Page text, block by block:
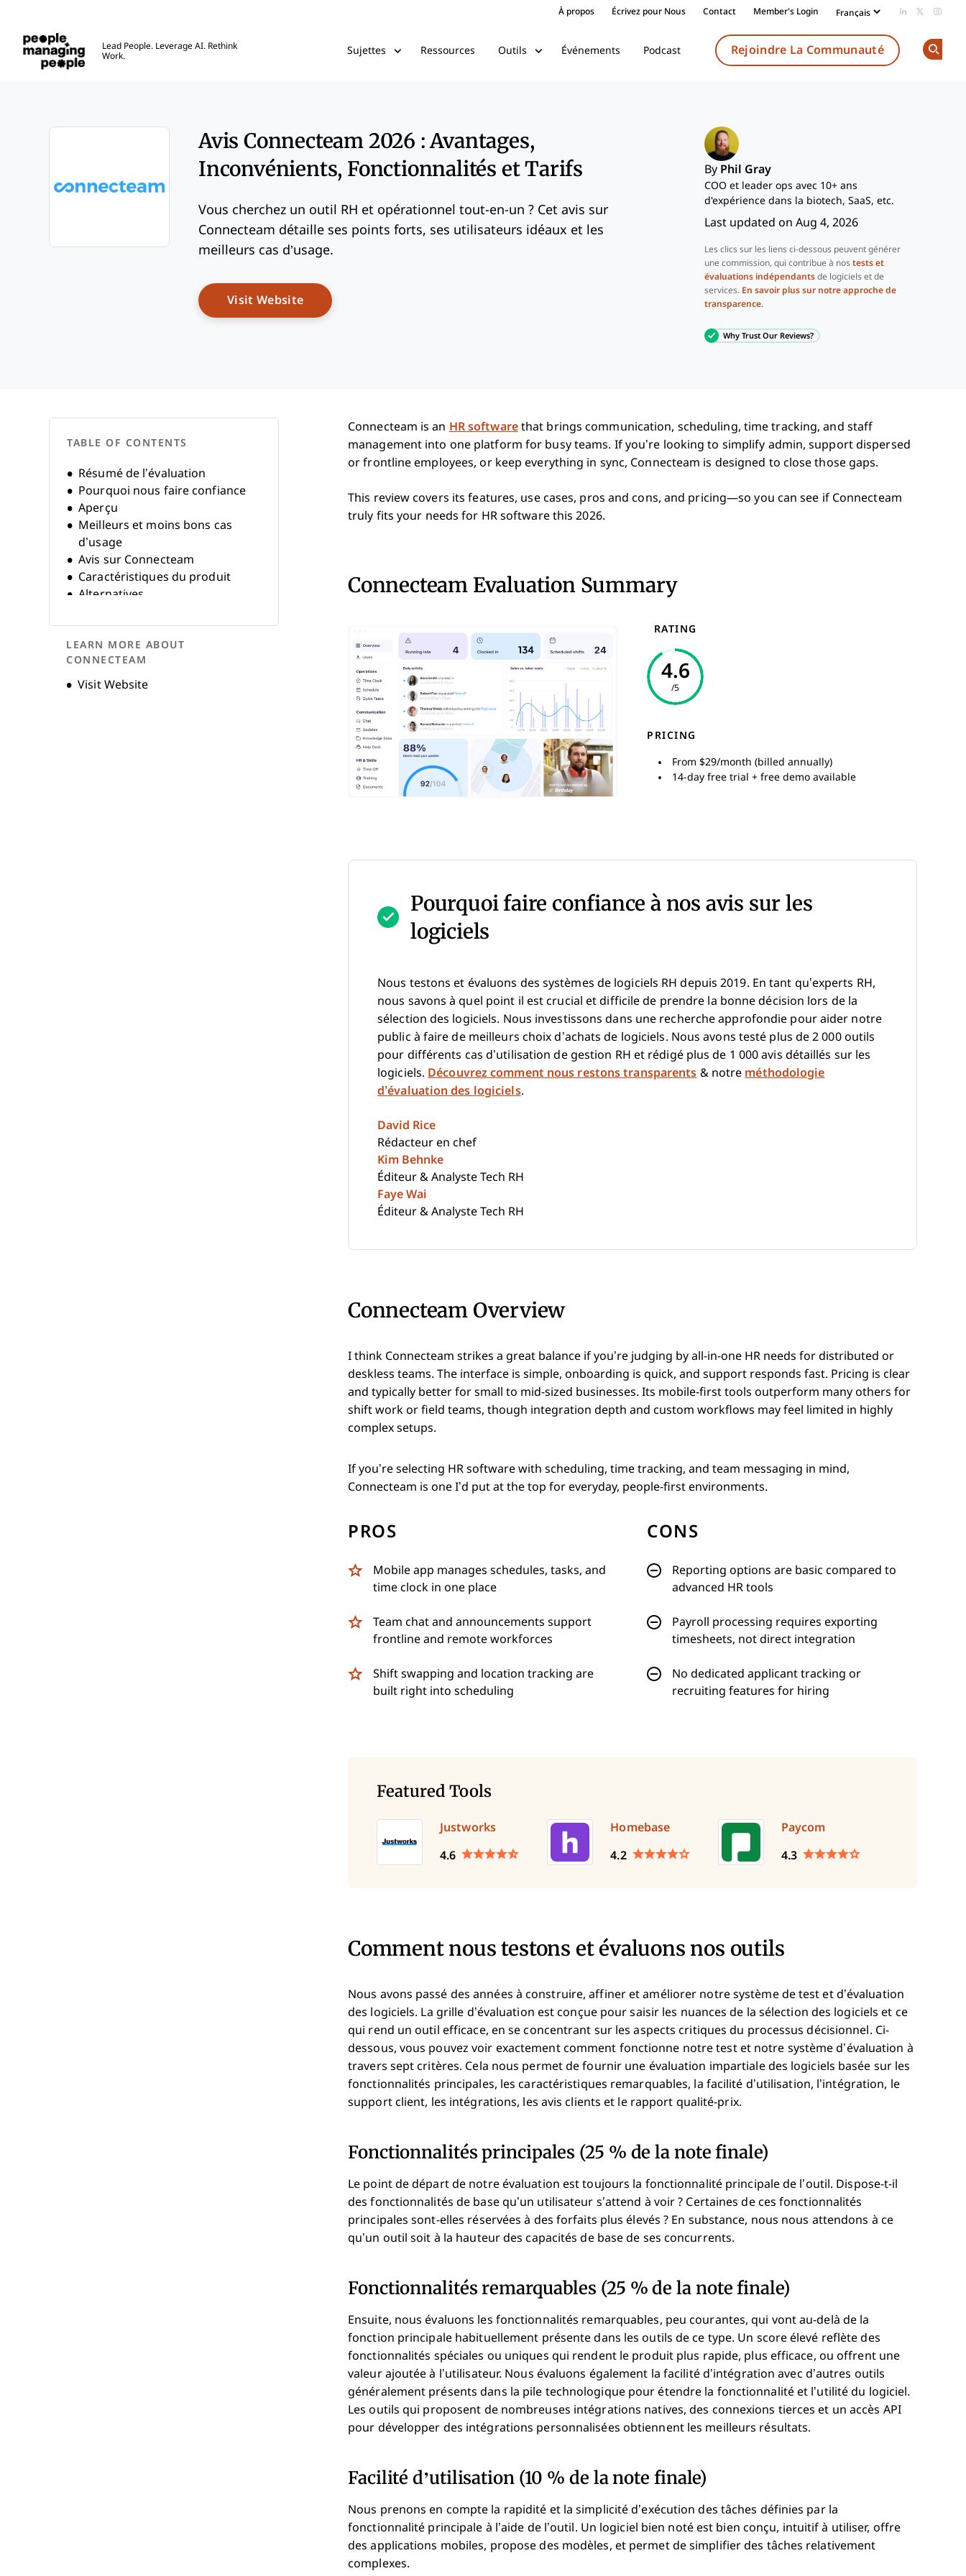
À propos Écrivez pour Nous Contact Member's Login Add us on
Follow
Lead People. Leverage AI. Rethink
Work.
Sujettes Ressources Outils Événements Podcast Rejoindre La Communauté
Avis Connecteam 2026 : Avantages,
Inconvénients, Fonctionnalités et Tarifs
Vous cherchez un outil RH et opérationnel tout-en-un ? Cet avis sur
Connecteam détaille ses points forts, ses utilisateurs idéaux et les
meilleurs cas d’usage.
Visit WebsiteOpens New Window
By Phil Gray
COO et leader ops avec 10+ ans
d'expérience dans la biotech, SaaS, etc.
Last updated on Aug 4, 2026
Les clics sur les liens ci-dessous peuvent générer
une commission, qui contribue à nos tests et
évaluations indépendants de logiciels et de
services. En savoir plus sur notre approche de
transparence.
Why Trust Our Reviews?
TABLE OF CONTENTS
Résumé de l’évaluation
Pourquoi nous faire confiance
Aperçu
Meilleurs et moins bons cas
d’usage
Avis sur Connecteam
Caractéristiques du produit
Alternatives
Historique de l’entreprise
LEARN MORE ABOUT
CONNECTEAM
Visit Website
Opens new window
Connecteam is an HR softwarethat brings communication, scheduling, time tracking, and staff
management into one platform for busy teams. If you’re looking to simplify admin, support dispersed
or frontline employees, or keep everything in sync, Connecteam is designed to close those gaps.
This review covers its features, use cases, pros and cons, and pricing—so you can see if Connecteam
truly fits your needs for HR software this 2026.
Connecteam Evaluation Summary
RATING
4.6
/5
PRICING
From $29/month (billed annually)
14-day free trial + free demo available
Pourquoi faire confiance à nos avis sur les
logiciels
Nous testons et évaluons des systèmes de logiciels RH depuis 2019. En tant qu’experts RH,
nous savons à quel point il est crucial et difficile de prendre la bonne décision lors de la
sélection des logiciels. Nous investissons dans une recherche approfondie pour aider notre
public à faire de meilleurs choix d’achats de logiciels. Nous avons testé plus de 2 000 outils
pour différents cas d’utilisation de gestion RH et rédigé plus de 1 000 avis détaillés sur les
logiciels. Découvrez comment nous restons transparents & notre méthodologie
d’évaluation des logiciels.
David Rice
Rédacteur en chef
Kim Behnke
Éditeur & Analyste Tech RH
Faye Wai
Éditeur & Analyste Tech RH
Connecteam Overview
I think Connecteam strikes a great balance if you’re judging by all-in-one HR needs for distributed or
deskless teams. The interface is simple, onboarding is quick, and support responds fast. Pricing is clear
and typically better for small to mid-sized businesses. Its mobile-first tools outperform many others for
shift work or field teams, though integration depth and custom workflows may feel limited in highly
complex setups.
If you’re selecting HR software with scheduling, time tracking, and team messaging in mind,
Connecteam is one I’d put at the top for everyday, people-first environments.
PROS
Mobile app manages schedules, tasks, and
time clock in one place
Team chat and announcements support
frontline and remote workforces
Shift swapping and location tracking are
built right into scheduling
CONS
Reporting options are basic compared to
advanced HR tools
Payroll processing requires exporting
timesheets, not direct integration
No dedicated applicant tracking or
recruiting features for hiring
Featured Tools
Justworks
4.6
Homebase
4.2
Paycom
4.3
Comment nous testons et évaluons nos outils
Nous avons passé des années à construire, affiner et améliorer notre système de test et d’évaluation
des logiciels. La grille d’évaluation est conçue pour saisir les nuances de la sélection des logiciels et ce
qui rend un outil efficace, en se concentrant sur les aspects critiques du processus décisionnel. Ci-
dessous, vous pouvez voir exactement comment fonctionne notre test et notre système d’évaluation à
travers sept critères. Cela nous permet de fournir une évaluation impartiale des logiciels basée sur les
fonctionnalités principales, les caractéristiques remarquables, la facilité d’utilisation, l’intégration, le
support client, les intégrations, les avis clients et le rapport qualité-prix.
Fonctionnalités principales (25 % de la note finale)
Le point de départ de notre évaluation est toujours la fonctionnalité principale de l’outil. Dispose-t-il
des fonctionnalités de base qu’un utilisateur s’attend à voir ? Certaines de ces fonctionnalités
principales sont-elles réservées à des forfaits plus élevés ? En substance, nous nous attendons à ce
qu’un outil soit à la hauteur des capacités de base de ses concurrents.
Fonctionnalités remarquables (25 % de la note finale)
Ensuite, nous évaluons les fonctionnalités remarquables, peu courantes, qui vont au-delà de la
fonction principale habituellement présente dans les outils de ce type. Un score élevé reflète des
fonctionnalités spéciales ou uniques qui rendent le produit plus rapide, plus efficace, ou offrent une
valeur ajoutée à l’utilisateur. Nous évaluons également la facilité d’intégration avec d’autres outils
généralement présents dans la pile technologique pour étendre la fonctionnalité et l’utilité du logiciel.
Les outils qui proposent de nombreuses intégrations natives, des connexions tierces et un accès API
pour développer des intégrations personnalisées obtiennent les meilleurs résultats.
Facilité d’utilisation (10 % de la note finale)
Nous prenons en compte la rapidité et la simplicité d’exécution des tâches définies par la
fonctionnalité principale à l’aide de l’outil. Un logiciel bien noté est bien conçu, intuitif à utiliser, offre
des applications mobiles, propose des modèles, et permet de simplifier des tâches relativement
complexes.